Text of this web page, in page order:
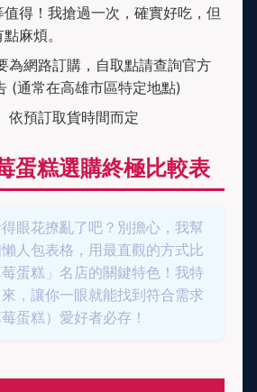
得！我搶過一次，確實好吃，但
麻煩。
為網路訂購，自取點請查詢官方
(通常在高雄市區特定地點)
依預訂取貨時間而定
蛋糕選購終極比較表
眼花撩亂了吧？別擔心，我幫
人包表格，用最直觀的方式比
蛋糕」名店的關鍵特色！我特
，讓你一眼就能找到符合需求
蛋糕）愛好者必存！